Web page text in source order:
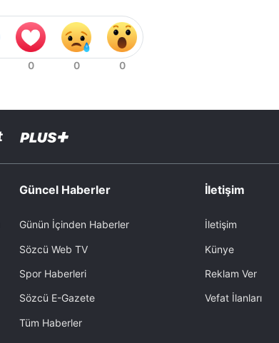
Güncel Haberler
Günün İçinden Haberler
Sözcü Web TV
Spor Haberleri
Sözcü E-Gazete
Tüm Haberler
İletişim
İletişim
Künye
Reklam Ver
Vefat İlanları